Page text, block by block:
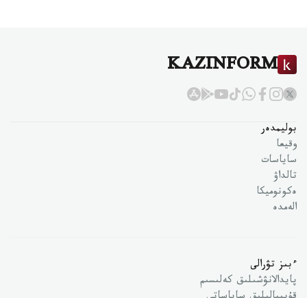
KAZINFORM
بوليمدەر
وقيعا
ساياسات
تالداۋ
ەكونوميكا
الەمدە
ءبىز تۋرالى
پايدالانۋشىلىق كەلىسىم